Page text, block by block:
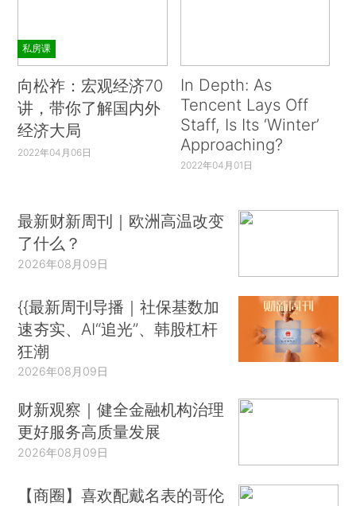
私房课
向松祚：宏观经济70
讲，带你了解国内外
经济大局
2022年04月06日
In Depth: As
Tencent Lays Off
Staff, Is Its ‘Winter’
Approaching?
2022年04月01日
最新财新周刊｜欧洲高温改变
了什么？
2026年08月09日
{{最新周刊导播｜社保基数加
速夯实、AI“追光”、韩股杠杆
狂潮
2026年08月09日
财新观察｜健全金融机构治理
更好服务高质量发展
2026年08月09日
【商圈】喜欢配戴名表的哥伦